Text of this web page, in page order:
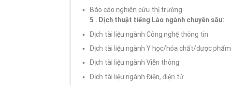
Báo cáo nghiên cứu thị trường
5 . Dịch thuật tiếng Lào ngành chuyên sâu:
Dịch tài liệu ngành Công nghệ thông tin
Dịch tài liệu ngành Y học/hóa chất/dược phẩm
Dịch tài liệu ngành Viễn thông
Dịch tài liệu ngành Điện, điện tử